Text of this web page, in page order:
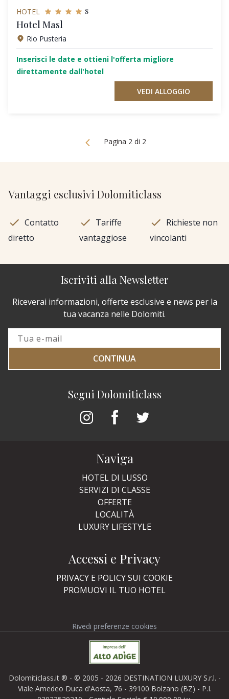
HOTEL s
Hotel Masl
Rio Pusteria
Inserisci le date e ottieni l'offerta migliore
direttamente dall'hotel
VEDI ALLOGGIO
Pagina 2 di 2
Vantaggi esclusivi Dolomiticlass
Contatto
diretto
Tariffe
vantaggiose
Richieste non
vincolanti
Segui Dolomiticlass
Iscriviti alla Newsletter
Riceverai informazioni, offerte esclusive e news per la
tua vacanza nelle Dolomiti.
CONTINUA
Naviga
HOTEL DI LUSSO
SERVIZI DI CLASSE
OFFERTE
LOCALITÀ
LUXURY LIFESTYLE
Accessi e Privacy
PRIVACY E POLICY SUI COOKIE
PROMUOVI IL TUO HOTEL
Rivedi preferenze cookies
Dolomiticlass.it ® - © 2005 - 2026 DESTINATION LUXURY S.r.l. -
Viale Amedeo Duca d'Aosta, 76 - 39100 Bolzano (BZ) - P.I.